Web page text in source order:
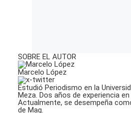
SOBRE EL AUTOR
Marcelo López
Estudió Periodismo en la
Meza. Dos años de experiencia
Actualmente, se desempeña
de Mag.